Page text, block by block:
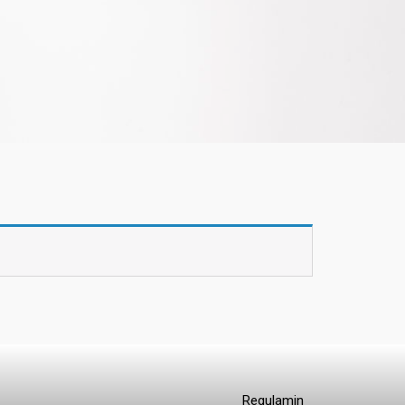
Regulamin